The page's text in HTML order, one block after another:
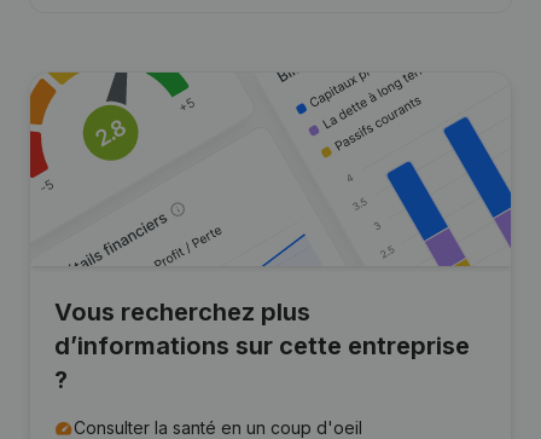
Vous recherchez plus
d’informations sur cette entreprise
?
Consulter la santé en un coup d'oeil